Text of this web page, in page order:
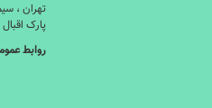
تهران ،
پارک
روابط